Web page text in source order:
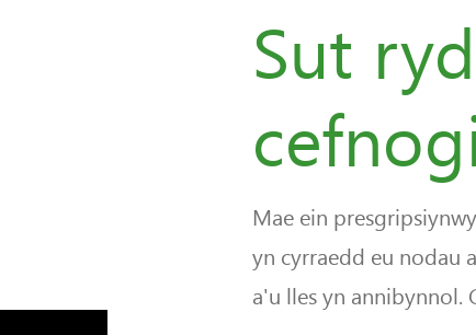
Sut
Mae ein
yn cyrraedd eu nodau
a'u lles yn annibynnol.